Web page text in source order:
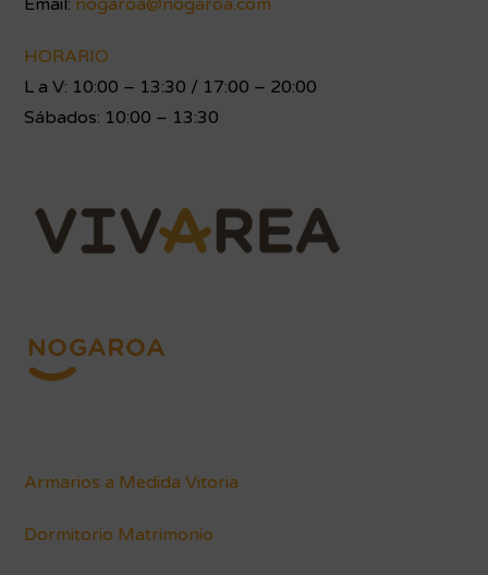
Email: nogaroa@nogaroa.com
HORARIO
L a V: 10:00 – 13:30 / 17:00 – 20:00
Sábados: 10:00 – 13:30
Armarios a Medida Vitoria
Dormitorio Matrimonio